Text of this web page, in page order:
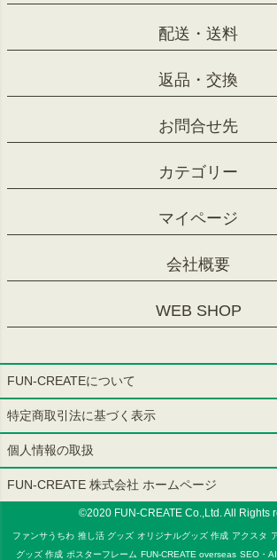
配送・送料
返品・交換
お問合せ先
カテゴリー
マイページ
会社概要
WEB SHOP
FUN-CREATEについて
特定商取引法に基づく表示
個人情報の取扱
FUN-CREATE 株式会社 ホームページ
©2020 FUN-CREATE Co.,Ltd. All Rights
ファンサうちわ 推し活 グッズ オリジナルグッズ 作成 アクスタ
グッズ 作成 ポスターフレーム FUN-CREATE overseas SEO・